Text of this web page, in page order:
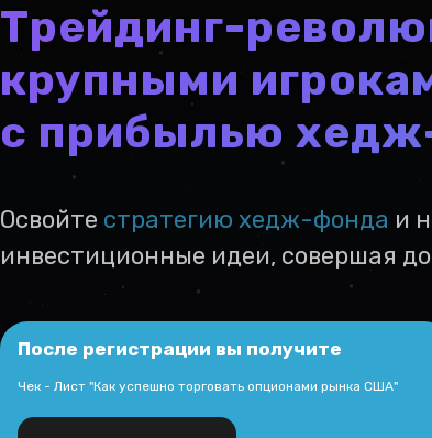
После регистрации вы получите
Чек - Лист "Как успешно торговать опционами рынка США"
Освойте стратегию хедж-фонда и
инвестиционные идеи, совершая до
Трейдинг-
крупными
с прибылью